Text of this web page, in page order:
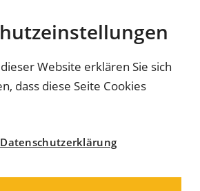
Website erklären Sie sich
dass diese Seite Cookies
Datenschutzerklärung